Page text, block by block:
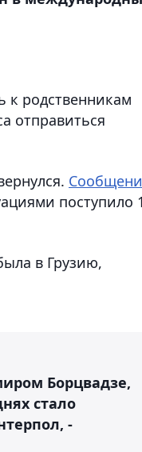
к родственникам
отправиться
поступило
в Грузию,
Борцвадзе,
стало
-